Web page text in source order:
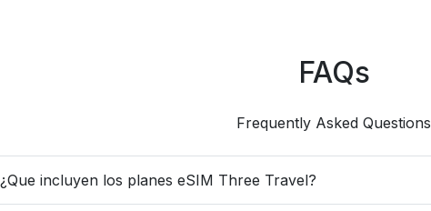
FAQs
Frequently Asked Questions
¿Que incluyen los planes eSIM Three Travel?